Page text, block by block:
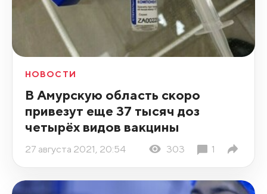
НОВОСТИ
В Амурскую область скоро
привезут еще 37 тысяч доз
четырёх видов вакцины
27 августа 2021, 20:54 303 1